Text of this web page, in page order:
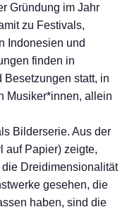
Gründung im Jahr
zu Festivals,
Indonesien und
finden in
statt, in
Musiker*innen, allein
Bilderserie. Aus der
auf Papier) zeigte,
Dreidimensionalität
gesehen, die
haben, sind die